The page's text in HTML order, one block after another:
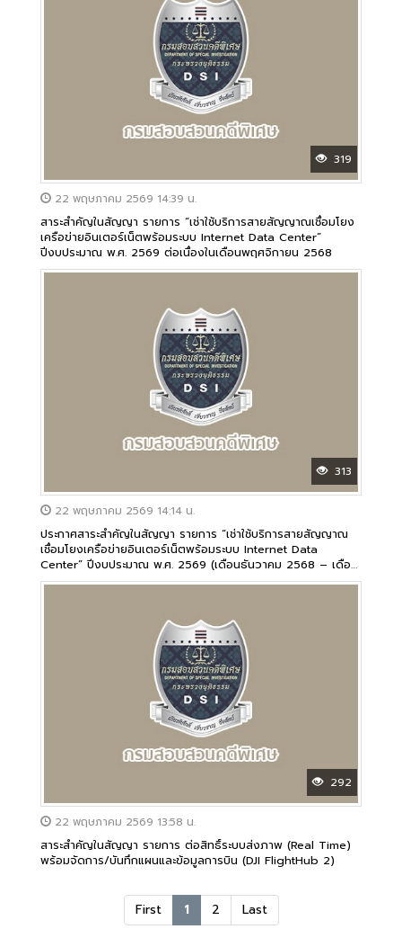
319
22 พฤษภาคม 2569 14:39 น.
สาระสำคัญในสัญญา รายการ “เช่าใช้บริการสายสัญญาณเชื่อมโยง
เครือข่ายอินเตอร์เน็ตพร้อมระบบ Internet Data Center”
ปีงบประมาณ พ.ศ. 2569 ต่อเนื่องในเดือนพฤศจิกายน 2568
313
22 พฤษภาคม 2569 14:14 น.
ประกาศสาระสำคัญในสัญญา รายการ “เช่าใช้บริการสายสัญญาณ
เชื่อมโยงเครือข่ายอินเตอร์เน็ตพร้อมระบบ Internet Data
Center” ปีงบประมาณ พ.ศ. 2569 (เดือนธันวาคม 2568 – เดือน
กันยายน 2569)
292
22 พฤษภาคม 2569 13:58 น.
สาระสำคัญในสัญญา รายการ ต่อสิทธิ์ระบบส่งภาพ (Real Time)
พร้อมจัดการ/บันทึกแผนและข้อมูลการบิน (DJI FlightHub 2)
First 1 2 Last